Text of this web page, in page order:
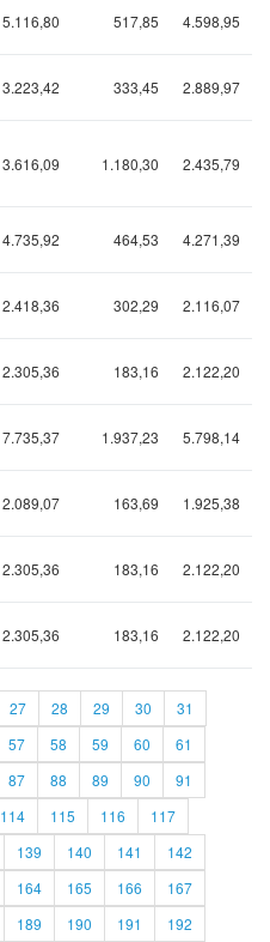
5.116,80 517,85 4.598,95
3.223,42 333,45 2.889,97
3.616,09 1.180,30 2.435,79
4.735,92 464,53 4.271,39
2.418,36 302,29 2.116,07
2.305,36 183,16 2.122,20
7.735,37 1.937,23 5.798,14
2.089,07 163,69 1.925,38
2.305,36 183,16 2.122,20
2.305,36 183,16 2.122,20
27 28 29 30
31
57 58 59 60
61
87 88 89 90
91
114 115 116
117
139 140 141
142
164 165 166
167
189 190 191 192